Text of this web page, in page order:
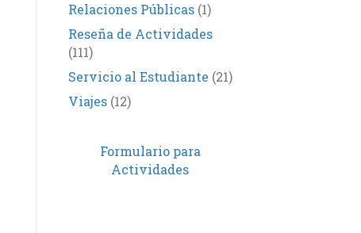
Relaciones Públicas(1)
Reseña de Actividades
(111)
Servicio al Estudiante (21)
Viajes(12)
Formulario para
Actividades